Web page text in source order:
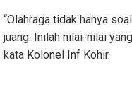
“Olahraga tidak hanya
juang. Inilah nilai-nilai
kata Kolonel Inf Kohir.